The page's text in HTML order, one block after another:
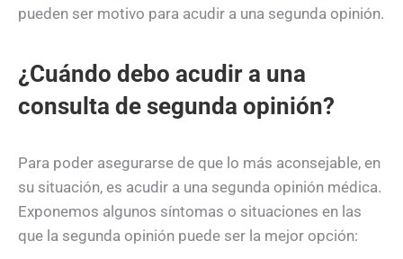
pueden ser motivo para acudir a una segund a opinión.
¿Cuándo debo acudir a una
consulta de segunda opinión?
Para poder asegurarse de que lo más aconsejable, en
su situación, es acudir a una segunda opinión médica.
Exponemos algunos síntomas o situaciones en las
que la segunda opinión puede ser la mejor opción: